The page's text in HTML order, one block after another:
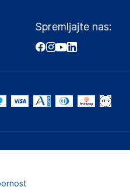
Spremljajte nas: